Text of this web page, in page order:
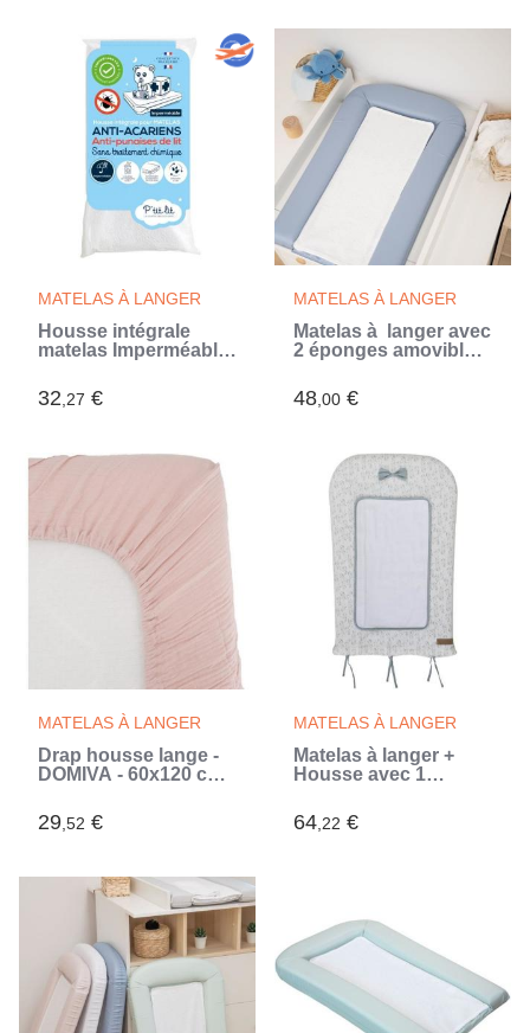
- 40x80 cm
MATELAS À LANGER
Housse intégrale
matelas Imperméable
70x140x15 cm -
Fermeture à glissière -
32,27 €
MATELAS À LANGER
Matelas à langer avec
2 éponges amovibles
(Bleu)
48,00 €
MATELAS À LANGER
Drap housse lange -
DOMIVA - 60x120 cm -
coton
29,52 €
MATELAS À LANGER
Matelas à langer +
Housse avec 1
- DOMIVA - FILOU
(Blanc)
64,22 €